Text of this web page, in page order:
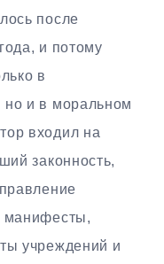
после
и потому
в
и в моральном
входил на
законность,
манифесты,
учреждений и